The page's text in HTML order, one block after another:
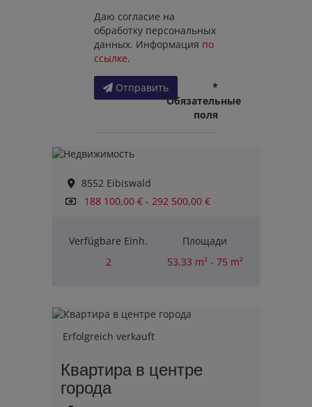
Даю согласие на
обработку персональных
данных. Информация по
ссылке.
Отправить
*
Обязательные
поля
8552 Eibiswald
188 100,00 € - 292 500,00 €
Verfügbare Einh.
2
Площади
53,33 m² - 75 m²
2
Erfolgreich verkauft
Квартира в центре
города